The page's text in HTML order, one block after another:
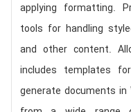
applying formatting.
tools for handling
and other content.
includes templates
generate documents